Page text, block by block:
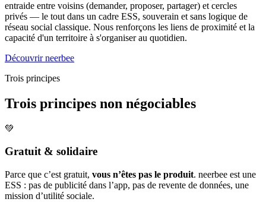
entraide entre voisins (demander, proposer, partager) et cercles
privés — le tout dans un cadre ESS, souverain et sans logique de
réseau social classique. Nous renforçons les liens de proximité et la
capacité d'un territoire à s'organiser au quotidien.
Découvrir neerbee
Trois principes
Trois principes non négociables
💚
Gratuit & solidaire
Parce que c’est gratuit, vous n’êtes pas le produit. neerbee est une
ESS : pas de publicité dans l’app, pas de revente de données, une
mission d’utilité sociale.